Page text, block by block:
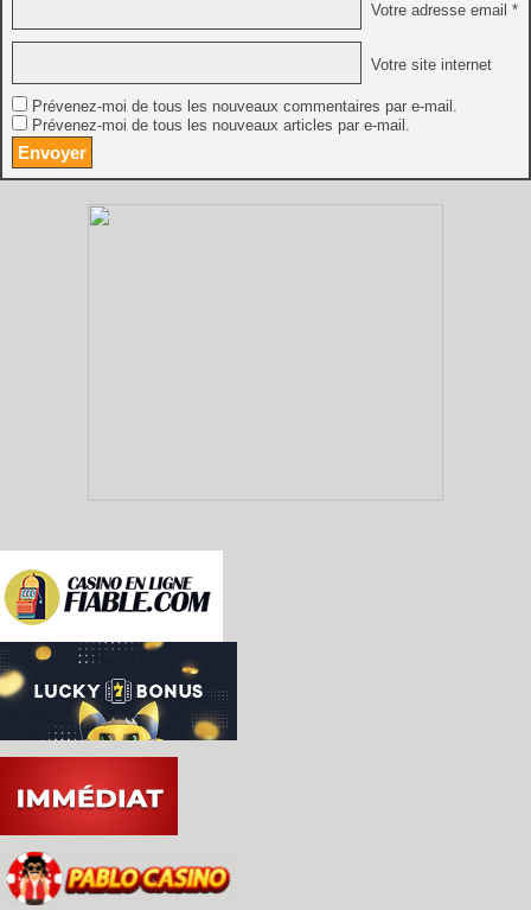
Votre adresse email *
Votre site internet
Prévenez-moi de tous les nouveaux commentaires par e-mail.
Prévenez-moi de tous les nouveaux articles par e-mail.